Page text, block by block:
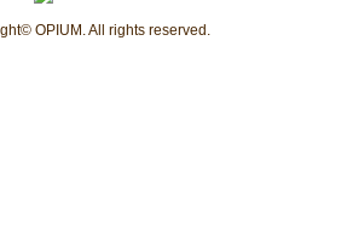
OPIUM. All rights reserved.